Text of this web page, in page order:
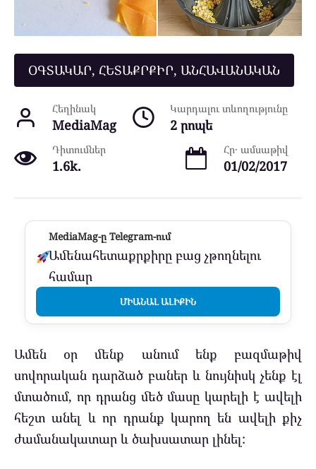
ՕԳՏԱԿԱՐ, ՀԵՏԱՔՐՔԻՐ, ԱՆՀԱՎԱՆԱԿԱՆ
Հեղինակ
MediaMag
Կարդալու տևողությունը
2 րոպե
Դիտումներ
1.6k.
Հր․ ամսաթիվ
01/02/2017
MediaMag-ը Telegram-ում
Ամենահետաքրքիրը բաց չթողնելու
համար
ՄԻԱՆԱԼ ԱԼԻՔԻՆ
Ամեն օր մենք անում ենք բազմաթիվ
սովորական դարձած բաներ և նույնիսկ չենք էլ
մտածում, որ դրանց մեծ մասը կարելի է ավելի
հեշտ անել և որ դրանք կարող են ավելի քիչ
ժամանակատար և ծախսատար լինել: